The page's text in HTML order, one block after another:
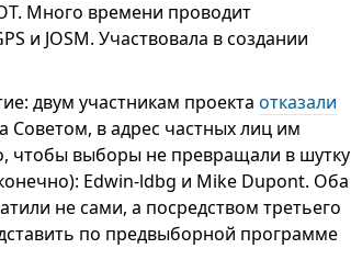
Много времени проводит
и JOSM. Участвовала в создании
двум участникам проекта отказали
Советом, в адрес частных лиц им
чтобы выборы не превращали в шутку
Edwin-ldbg и Mike Dupont. Оба
не сами, а посредством третьего
по предвыборной программе